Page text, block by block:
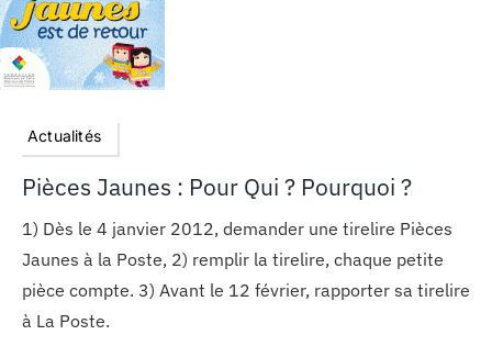
Actualités
Pièces Jaunes : Pour Qui ? Pourquoi ?
1) Dès le 4 janvier 2012, demander une tirelire Pièces
Jaunes à la Poste, 2) remplir la tirelire, chaque petite
pièce compte. 3) Avant le 12 février, rapporter sa tirelire
à La Poste.